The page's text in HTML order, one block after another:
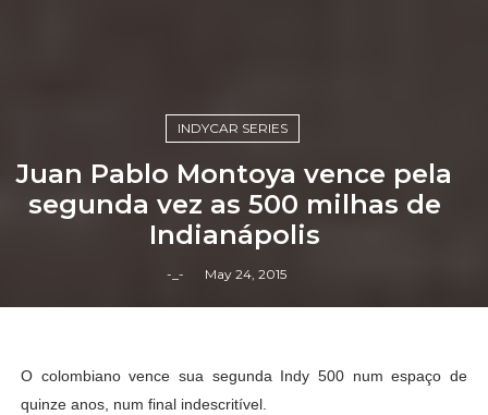
INDYCAR SERIES
Juan Pablo Montoya vence pela
segunda vez as 500 milhas de
Indianápolis
-_- May 24, 2015
O colombiano vence sua segunda Indy 500 num espaço de
quinze anos, num final indescritível.